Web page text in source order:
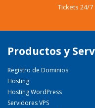
Tickets 24/
Productos y
Registro de Dominios
Hosting
Hosting WordPress
Servidores VPS